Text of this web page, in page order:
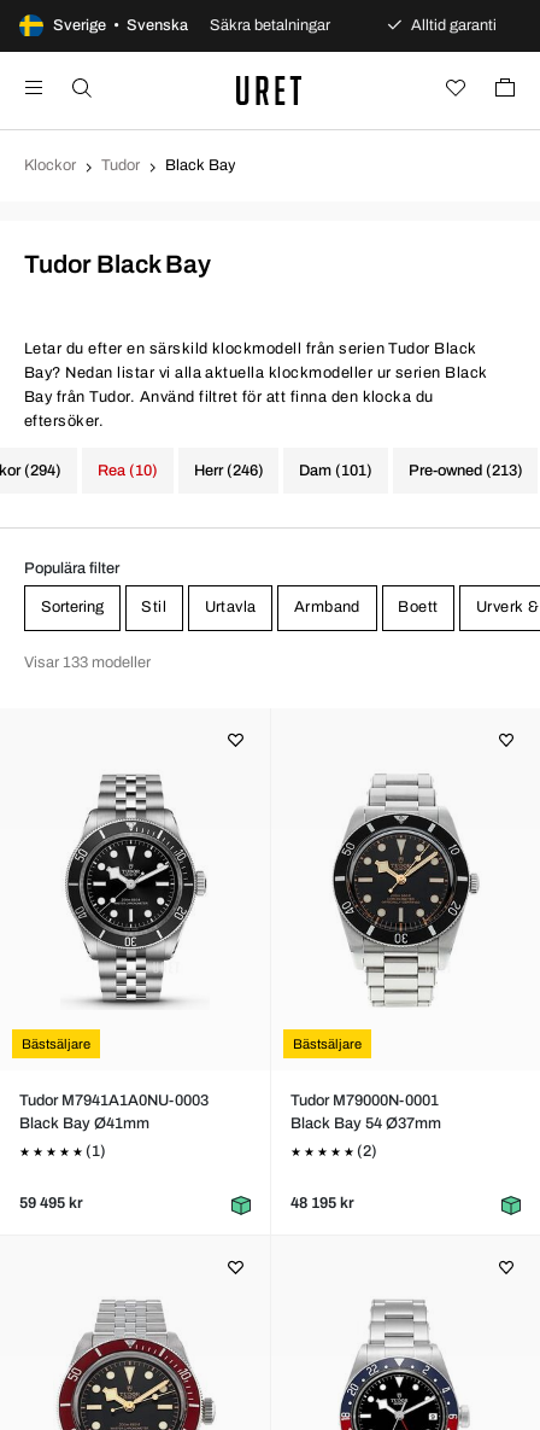
Sverige • Svenska
öppet köp Säkra betalningar Alltid garanti
Klockor Tudor Black Bay
Tudor Black Bay
Letar du efter en särskild klockmodell från serien Tudor Black
Bay? Nedan listar vi alla aktuella klockmodeller ur serien Black
Bay från Tudor. Använd filtret för att finna den klocka du
eftersöker.
(294) Herr (246) Dam (101) Pre-owned (213)
Rea (10)
Populära filter
Sortering Stil Urtavla Armband Boett Urverk
Visar 133 modeller
Bästsäljare
Tudor M7941A1A0NU-0003
Black Bay Ø41mm
(1)
59 495 kr
Bästsäljare
Tudor M79000N-0001
Black Bay 54 Ø37mm
(2)
48 195 kr